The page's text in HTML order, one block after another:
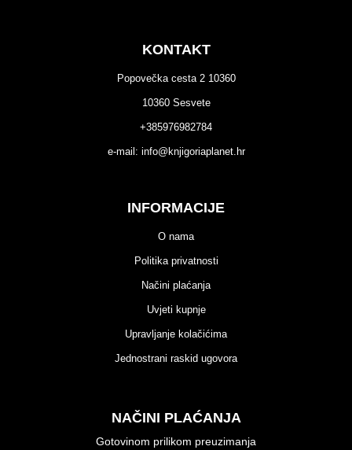
KONTAKT
Popovečka cesta 2 10360
10360 Sesvete
+385976982784
e-mail: info@knjigoriaplanet.hr
INFORMACIJE
O nama
Politika privatnosti
Načini plaćanja
Uvjeti kupnje
Upravljanje kolačićima
Jednostrani raskid ugovora
NAČINI PLAĆANJA
Gotovinom prilikom preuzimanja